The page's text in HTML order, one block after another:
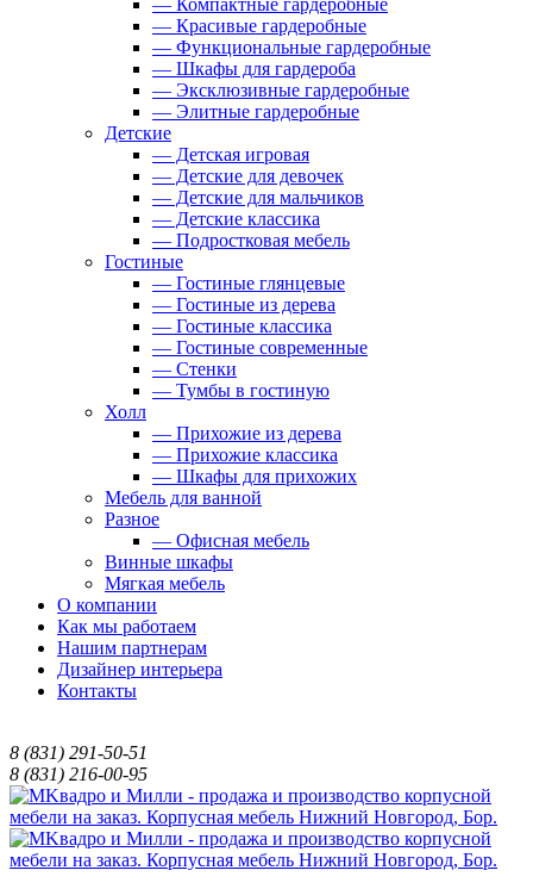
— Компактные гардеробные
— Красивые гардеробные
— Функциональные гардеробные
— Шкафы для гардероба
— Эксклюзивные гардеробные
— Элитные гардеробные
Детские
— Детская игровая
— Детские для девочек
— Детские для мальчиков
— Детские классика
— Подростковая мебель
Гостиные
— Гостиные глянцевые
— Гостиные из дерева
— Гостиные классика
— Гостиные современные
— Стенки
— Тумбы в гостиную
Холл
— Прихожие из дерева
— Прихожие классика
— Шкафы для прихожих
Мебель для ванной
Разное
— Офисная мебель
Винные шкафы
Мягкая мебель
О компании
Как мы работаем
Нашим партнерам
Дизайнер интерьера
Контакты
8 (831) 291-50-51
8 (831) 216-00-95